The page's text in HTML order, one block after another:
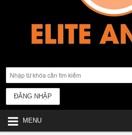
ĐĂNG NHẬP
MENU